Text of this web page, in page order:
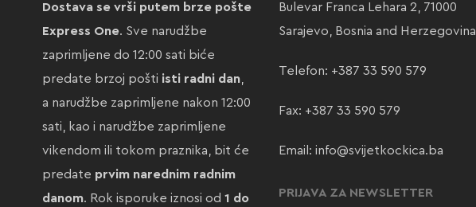
Dostava se vrši putem brze pošte
Express One. Sve narudžbe
zaprimljene do 12:00 sati biće
predate brzoj pošti isti radni dan,
a narudžbe zaprimljene nakon 12:00
sati, kao i narudžbe zaprimljene
vikendom ili tokom praznika, bit će
predate prvim narednim radnim
danom. Rok isporuke iznosi od 1 do
Bulevar Franca Lehara 2, 71000
Sarajevo, Bosnia and Herzegovina
Telefon: +387 33 590 579
Fax: +387 33 590 579
Email: info@svijetkockica.ba
PRIJAVA ZA NEWSLETTER